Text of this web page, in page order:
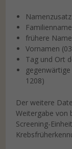
frühere
Vornamen
Tag und Ort
1208)
Der weitere
Weitergabe von
Screening-